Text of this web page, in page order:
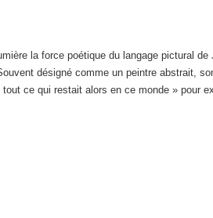
la force poétique du langage pictural
désigné comme un peintre abstrait,
ce qui restait alors en ce monde » pour